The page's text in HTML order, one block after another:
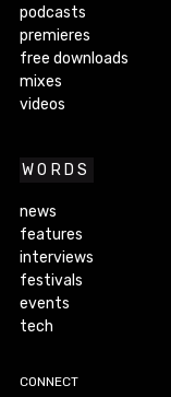
podcasts
premieres
free downloads
mixes
videos
WORDS
news
features
interviews
festivals
events
tech
CONNECT